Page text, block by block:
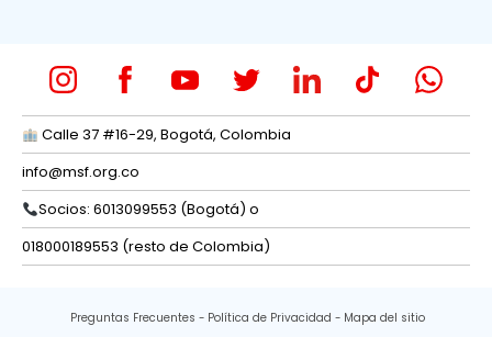
Calle 37 #16-29, Bogotá, Colombia
info@msf.org.co
Socios: 6013099553 (Bogotá) o
018000189553 (resto de Colombia)
Preguntas Frecuentes Política de Privacidad Mapa del sitio